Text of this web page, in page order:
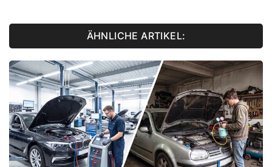
ÄHNLICHE ARTIKEL: